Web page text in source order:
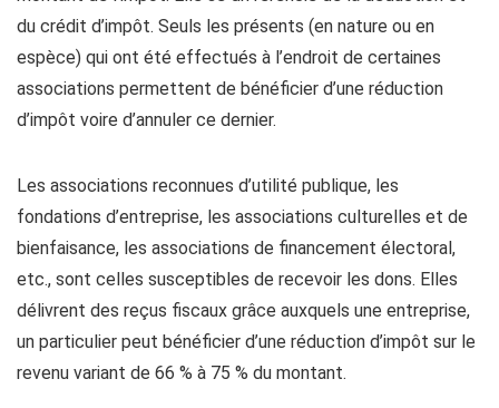
du crédit d’impôt. Seuls les présents (en nature ou en
espèce) qui ont été effectués à l’endroit de certaines
associations permettent de bénéficier d’une réduction
d’impôt voire d’annuler ce dernier.
Les associations reconnues d’utilité publique, les
fondations d’entreprise, les associations culturelles et de
bienfaisance, les associations de financement électoral,
etc., sont celles susceptibles de recevoir les dons. Elles
délivrent des reçus fiscaux grâce auxquels une entreprise,
un particulier peut bénéficier d’une réduction d’impôt sur le
revenu variant de 66 % à 75 % du montant.